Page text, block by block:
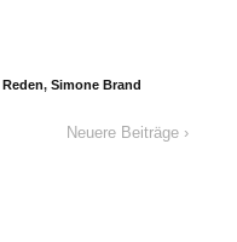
Reden, Simone Brand
Neuere Beiträge ›